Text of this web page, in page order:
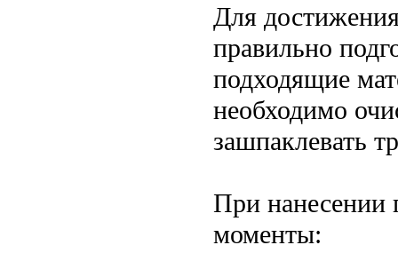
Для достижения
правильно
подходящие
необходимо
зашпаклевать
При нанесении
моменты: